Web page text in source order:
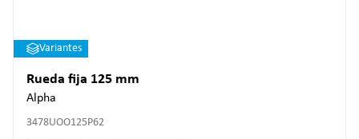
Variantes
Rueda fija 125 mm
Alpha
3478UOO125P62